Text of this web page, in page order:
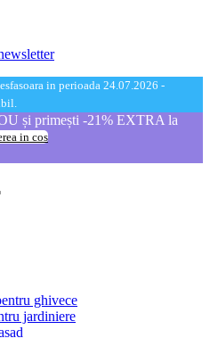
in perioada 24.07.2026 -
și primești -21% EXTRA la
in cos
ghivece
jardiniere